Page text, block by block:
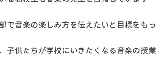
で音楽の楽しみ方を伝えたいと目標をも
子供たちが学校にいきたくなる音楽の授